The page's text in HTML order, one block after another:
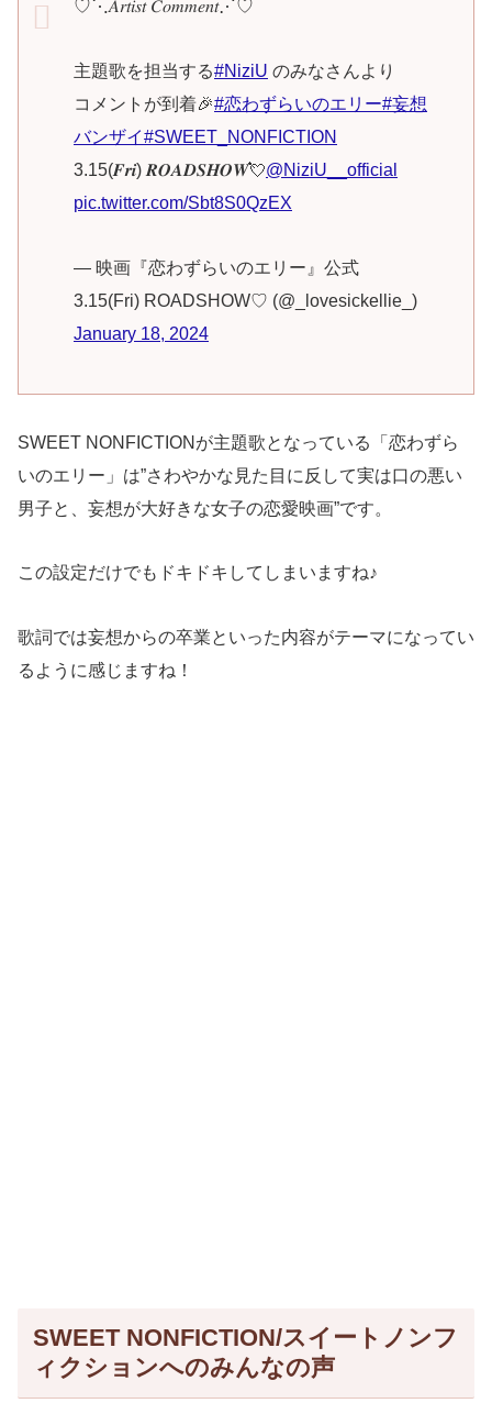
♡⋱𝐴𝑟𝑡𝑖𝑠𝑡 𝐶𝑜𝑚𝑚𝑒𝑛𝑡⋰♡
主題歌を担当する#NiziU のみなさんより
コメントが到着🎉#恋わずらいのエリー#妄想
バンザイ#SWEET_NONFICTION
3.15(𝑭𝒓𝒊) 𝑹𝑶𝑨𝑫𝑺𝑯𝑶𝑾💘@NiziU__official
pic.twitter.com/Sbt8S0QzEX
— 映画『恋わずらいのエリー』公式
3.15(Fri) ROADSHOW♡ (@_lovesickellie_)
January 18, 2024
SWEET NONFICTIONが主題歌となっている「恋わずら
いのエリー」は”さわやかな見た目に反して実は口の悪い
男子と、妄想が大好きな女子の恋愛映画”です。
この設定だけでもドキドキしてしまいますね♪
歌詞では妄想からの卒業といった内容がテーマになってい
るように感じますね！
SWEET NONFICTION/スイートノンフ
ィクションへのみんなの声